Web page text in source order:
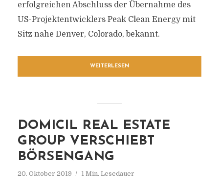
erfolgreichen Abschluss der Übernahme des
US-Projektentwicklers Peak Clean Energy mit
Sitz nahe Denver, Colorado, bekannt.
WEITERLESEN
DOMICIL REAL ESTATE
GROUP VERSCHIEBT
BÖRSENGANG
20. Oktober 2019 1 Min. Lesedauer